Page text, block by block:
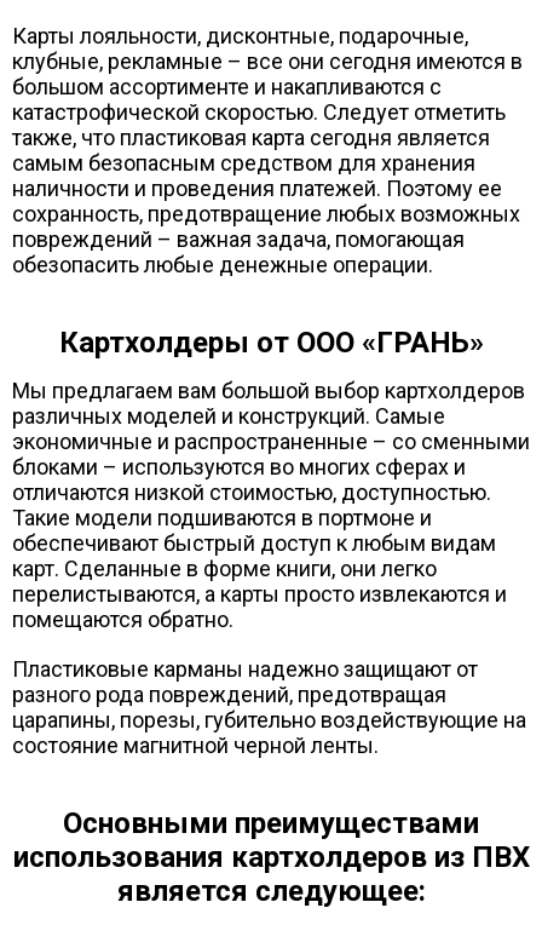
Карты лояльности, дисконтные, подарочные,
клубные, рекламные – все они сегодня имеются в
большом ассортименте и накапливаются с
катастрофической скоростью. Следует отметить
также, что пластиковая карта сегодня является
самым безопасным средством для хранения
наличности и проведения платежей. Поэтому ее
сохранность, предотвращение любых возможных
повреждений – важная задача, помогающая
обезопасить любые денежные операции.
Картхолдеры от ООО «ГРАНЬ»
Мы предлагаем вам большой выбор картхолдеров
различных моделей и конструкций. Самые
экономичные и распространенные – со сменными
блоками – используются во многих сферах и
отличаются низкой стоимостью, доступностью.
Такие модели подшиваются в портмоне и
обеспечивают быстрый доступ к любым видам
карт. Сделанные в форме книги, они легко
перелистываются, а карты просто извлекаются и
помещаются обратно.
Пластиковые карманы надежно защищают от
разного рода повреждений, предотвращая
царапины, порезы, губительно воздействующие на
состояние магнитной черной ленты.
Основными преимуществами
использования картхолдеров из ПВХ
является следующее: